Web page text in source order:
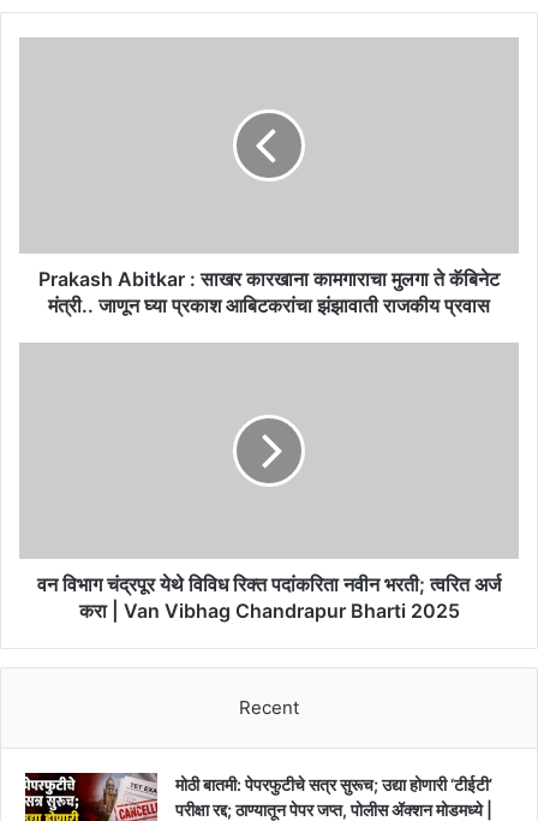
कॅबिनेट
मंत्री..
जाणून
Prakash Abitkar : साखर कारखाना कामगाराचा मुलगा ते कॅबिनेट
मंत्री.. जाणून घ्या प्रकाश आबिटकरांचा झंझावाती राजकीय प्रवास
त्वरित
अर्जवन विभाग चंद्रपूर येथे विविध रिक्त पदांकरिता नवीन भरती; त्वरित अर्ज
करा | Van Vibhag Chandrapur Bharti 2025
Recent
मोठी बातमी: पेपरफुटीचे सत्र सुरूच; उद्या होणारी ‘टीईटी’
परीक्षा रद्द; ठाण्यातून पेपर जप्त, पोलीस ॲक्शन मोडमध्ये |